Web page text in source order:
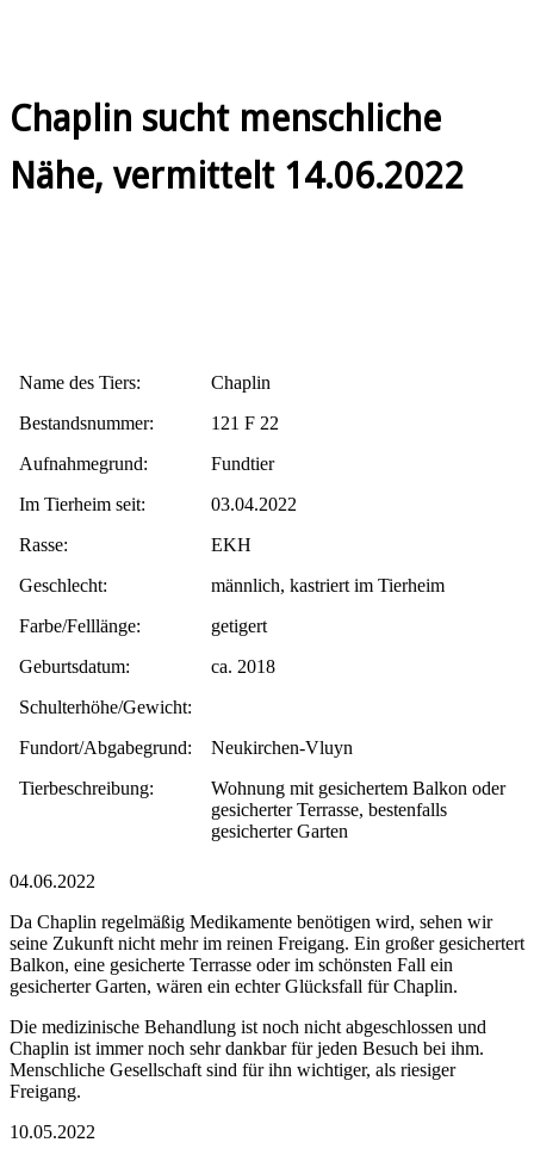
Chaplin sucht menschliche
Nähe, vermittelt 14.06.2022
Name des Tiers:
Chaplin
Bestandsnummer:
121 F 22
Aufnahmegrund:
Fundtier
Im Tierheim seit:
03.04.2022
Rasse:
EKH
Geschlecht:
männlich, kastriert im Tierheim
Farbe/Felllänge:
getigert
Geburtsdatum:
ca. 2018
Schulterhöhe/Gewicht:
Fundort/Abgabegrund:
Neukirchen-Vluyn
Tierbeschreibung:
Wohnung mit gesichertem Balkon oder
gesicherter Terrasse, bestenfalls
gesicherter Garten
04.06.2022
Da Chaplin regelmäßig Medikamente benötigen wird, sehen wir
seine Zukunft nicht mehr im reinen Freigang. Ein großer gesichertert
Balkon, eine gesicherte Terrasse oder im schönsten Fall ein
gesicherter Garten, wären ein echter Glücksfall für Chaplin.
Die medizinische Behandlung ist noch nicht abgeschlossen und
Chaplin ist immer noch sehr dankbar für jeden Besuch bei ihm.
Menschliche Gesellschaft sind für ihn wichtiger, als riesiger
Freigang.
10.05.2022